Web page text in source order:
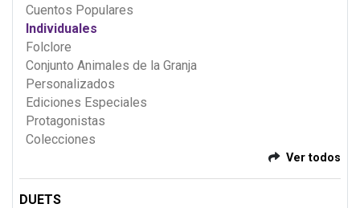
Cuentos Populares
Individuales
Folclore
Conjunto Animales de la Granja
Personalizados
Ediciones Especiales
Protagonistas
Colecciones
Ver todos
DUETS